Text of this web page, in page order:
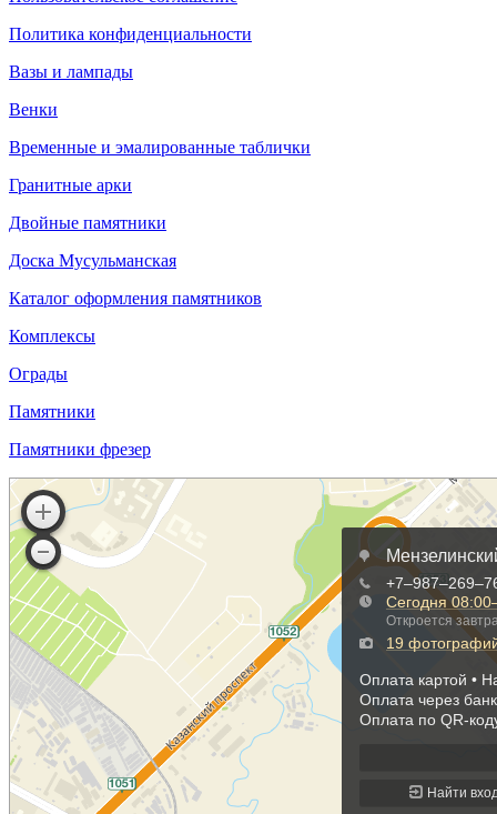
Политика конфиденциальности
Вазы и лампады
Венки
Временные и эмалированные таблички
Гранитные арки
Двойные памятники
Доска Мусульманская
Каталог оформления памятников
Комплексы
Ограды
Памятники
Памятники фрезер